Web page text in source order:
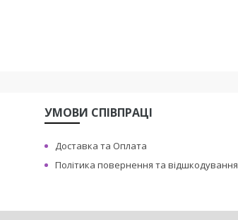
УМОВИ СПІВПРАЦІ
Доставка та Оплата
Політика повернення та відшкодування